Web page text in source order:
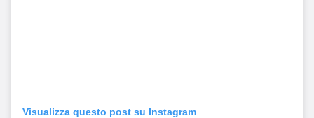
Visualizza questo post su Instagram